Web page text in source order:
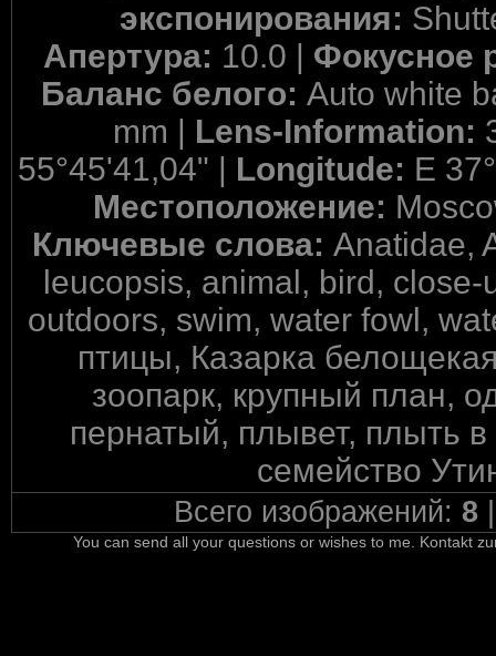
экспонирования:
Апертура: 10.0 | Фокусное
Баланс белого:Auto white
mm | Lens-Information:
55°45'41,04" | Longitude: E
Местоположение:
Ключевые слова: Anatidae,
leucopsis, animal, bird,
outdoors, swim, water fowl,
птицы, Казарка
зоопарк, крупный план,
пернатый, плывет, плыть
семейство
Всего изображений: 8
You can send all your questions or wishes to me. Kontakt